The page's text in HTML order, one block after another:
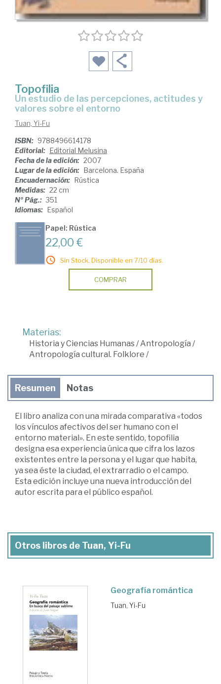
Topofilia
un estudio de las percepciones, actitudes y
valores sobre el entorno
Tuan, Yi-Fu
ISBN: 9788496614178
Editorial: Editorial Melusina
Fecha de la edición: 2007
Lugar de la edición: Barcelona. España
Encuadernación: Rústica
Medidas: 22 cm
Nº Pág.: 351
Idiomas: Español
Papel: Rústica
22,00 €
Sin Stock. Disponible en 7/10 días.
COMPRAR
Materias:
Historia y Ciencias Humanas/Antropología /
Antropología cultural. Folklore /
Resumen Notas
El libro analiza con una mirada comparativa «todos
los vínculos afectivos del ser humano con el
entorno material». En este sentido, topofilia
designa esa experiencia única que cifra los lazos
existentes entre la persona y el lugar que habita,
ya sea éste la ciudad, el extrarradio o el campo.
Esta edición incluye una nueva introducción del
autor escrita para el público español.
Otros libros de Tuan, Yi-Fu
Geografía romántica
Tuan, Yi-Fu